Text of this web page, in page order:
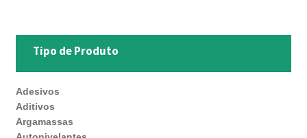
Tipo de Produto
Adesivos
Aditivos
Argamassas